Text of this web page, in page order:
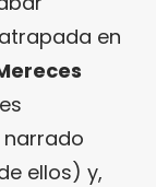
en
ellos) y,